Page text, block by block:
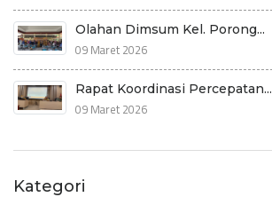
Olahan Dimsum Kel. Porong...
09 Maret 2026
Rapat Koordinasi Percepatan...
09 Maret 2026
Kategori